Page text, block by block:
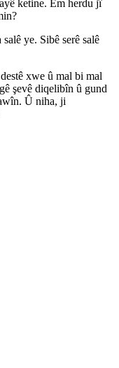
ketine. Em herdu jî
ye. Sibê serê salê
xwe û mal bi mal
şevê diqelibîn û gund
Û niha, ji